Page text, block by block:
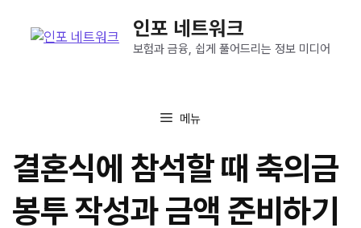
인포 네트워크
보험과 금융, 쉽게 풀어드리는 정보 미디어
메뉴
결혼식에 참석할 때 축의금
봉투 작성과 금액 준비하기